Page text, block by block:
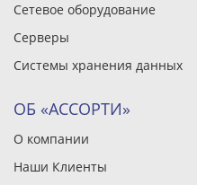
Сетевое оборудование
Серверы
Системы хранения данных
ОБ «АССОРТИ»
О компании
Наши Клиенты